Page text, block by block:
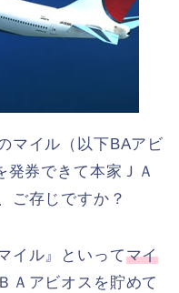
マイル（以下BAアビ
券できて本家ＪＡ
ご存じですか？
イル』といってマイ
Ａアビオスを貯めて